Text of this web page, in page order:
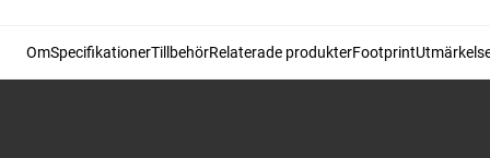
OmSpecifikationerTillbehörRelaterade produkterFootprint